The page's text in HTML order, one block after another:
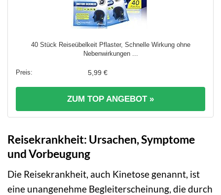
40 Stück Reiseübelkeit Pflaster, Schnelle Wirkung ohne
Nebenwirkungen ...
5,99 €
ZUM TOP ANGEBOT »
Reisekrankheit: Ursachen, Symptome
und Vorbeugung
Die Reisekrankheit, auch Kinetose genannt, ist
eine unangenehme Begleiterscheinung, die durch